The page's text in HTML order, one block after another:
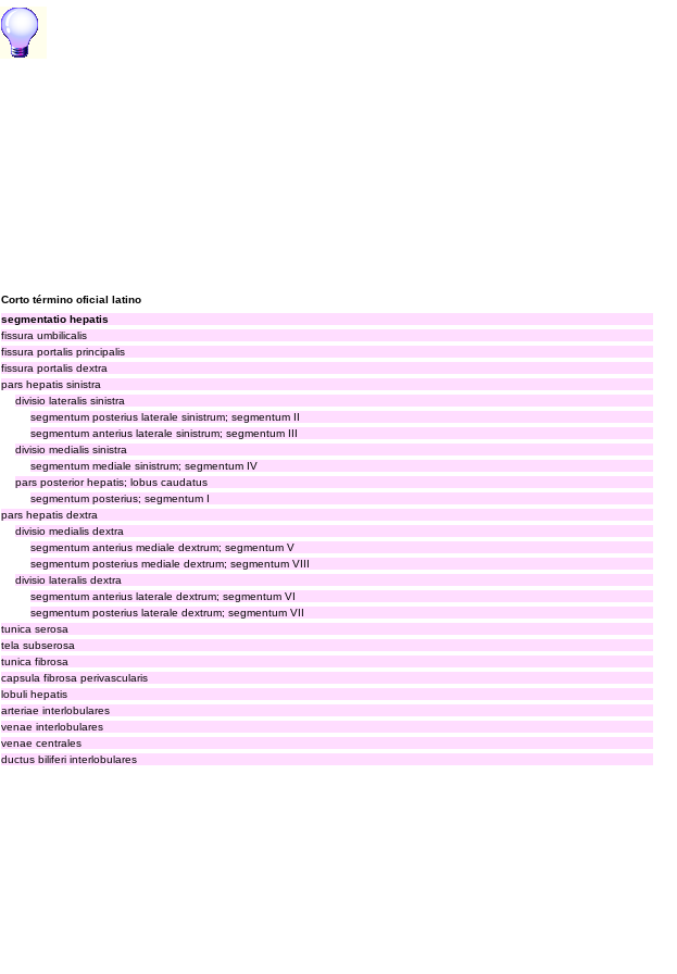
Corto término oficial latino
segmentatio hepatis
fissura umbilicalis
fissura portalis principalis
fissura portalis dextra
pars hepatis sinistra
divisio lateralis sinistra
segmentum posterius laterale sinistrum; segmentum II
segmentum anterius laterale sinistrum; segmentum III
divisio medialis sinistra
segmentum mediale sinistrum; segmentum IV
pars posterior hepatis; lobus caudatus
segmentum posterius; segmentum I
pars hepatis dextra
divisio medialis dextra
segmentum anterius mediale dextrum; segmentum V
segmentum posterius mediale dextrum; segmentum VIII
divisio lateralis dextra
segmentum anterius laterale dextrum; segmentum VI
segmentum posterius laterale dextrum; segmentum VII
tunica serosa
tela subserosa
tunica fibrosa
capsula fibrosa perivascularis
lobuli hepatis
arteriae interlobulares
venae interlobulares
venae centrales
ductus biliferi interlobulares